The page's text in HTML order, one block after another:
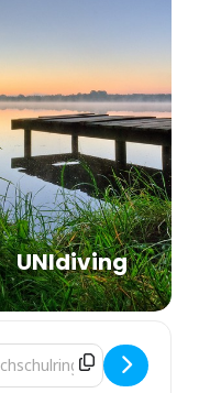
UNIdiving
- Schnuppertauchen / Try
Address -